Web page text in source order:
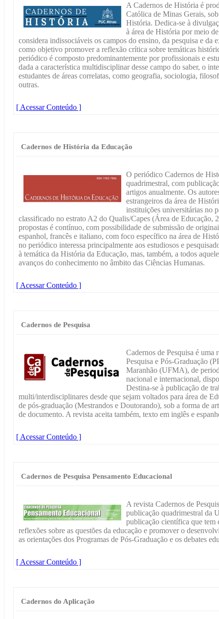
A Cadernos de História é
Católica de Minas Gerais,
História. Dedica-se à
à área de História por meio
considera indissociáveis os campos do ensino, da pesquisa e da
como objetivo promover a reflexão crítica sobre temáticas
periódico é composto predominantemente por profissionais e
dada a característica multidisciplinar desse campo do saber, o
estudantes de áreas correlatas, como geografia, sociologia,
outras.
[ Acessar Conteúdo ]
Cadernos de História da Educação
O periódico Cadernos de
quadrimestral, com
artigos anualmente. Os
estrangeiros da área de
instituições universitárias no
classificado no estrato A2 do Qualis/Capes (Área de Educação,
propostas é contínuo, com possibilidade de submissão de
espanhol, francês e italiano, com foco específico na área de
no periódico interessa principalmente aos estudiosos e
à temática da História da Educação, mas, também, a todos
avanços do conhecimento no âmbito das Ciências Humanas.
[ Acessar Conteúdo ]
Cadernos de Pesquisa
Cadernos de Pesquisa é
Pesquisa e Pós-Graduação
Maranhão (UFMA), de
nacional e internacional,
Destina-se à publicação de
multi/interdisciplinares desde que sejam voltados para área de
de pós-graduação (Mestrandos e Doutorando), sob a forma de
de documento. A revista aceita também, texto em inglês e
[ Acessar Conteúdo ]
Cadernos de Pesquisa Pensamento Educacional
A revista Cadernos de
publicação quadrimestral da
publicação científica que
reflexões sobre as questões da educação e promover o
as orientações dos Programas de Pós-Graduação e os debates
[ Acessar Conteúdo ]
Cadernos do Aplicação